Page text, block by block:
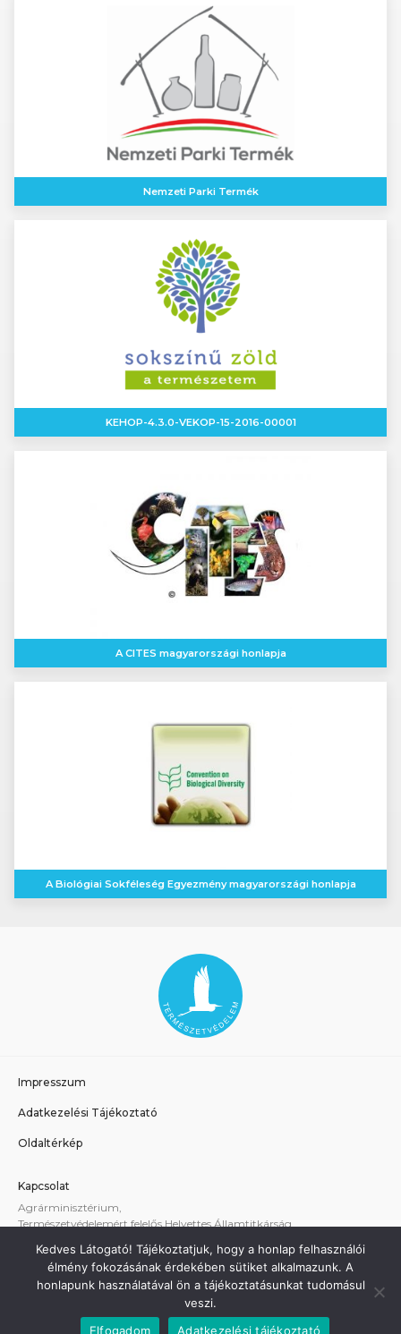
Nemzeti Parki Termék
KEHOP-4.3.0-VEKOP-15-2016-00001
A CITES magyarországi honlapja
A Biológiai Sokféleség Egyezmény magyarországi honlapja
Impresszum
Adatkezelési Tájékoztató
Oldaltérkép
Kapcsolat
Agrárminisztérium,
Természetvédelemért felelős Helyettes Államtitkárság
A weboldallal kapcsolatos technikai támogatás:
termeszetvedelem@am.gov.hu
Kedves Látogató! Tájékoztatjuk, hogy a honlap felhasználói
élmény fokozásának érdekében sütiket alkalmazunk. A
honlapunk használatával ön a tájékoztatásunkat tudomásul
veszi.
Elfogadom
Adatkezelési tájékoztató